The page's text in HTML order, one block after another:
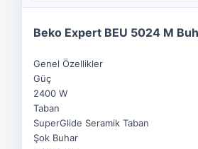
Beko Expert BEU 5024 M
Genel Özellikler
Güç
2400 W
Taban
SuperGlide Seramik Taban
Şok Buhar